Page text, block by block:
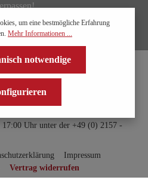
Uhr unter der +49 (0) 2157 -
Impressum
Vertrag widerrufen
um eine bestmögliche Erfahrung
Mehr Informationen ...
notwendige